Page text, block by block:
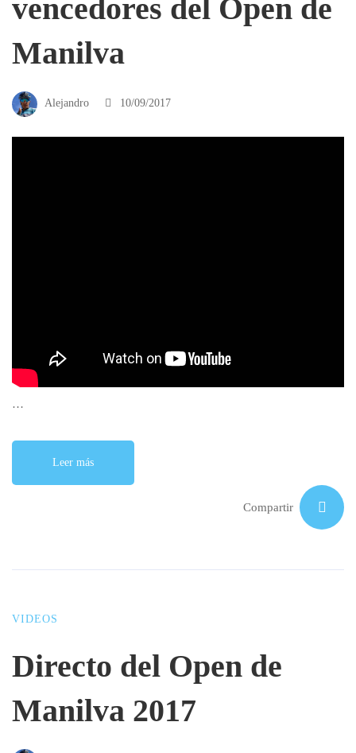
vencedores del Open de
Manilva
Alejandro 10/09/2017
…
Leer más
Compartir
VIDEOS
Directo del Open de
Manilva 2017